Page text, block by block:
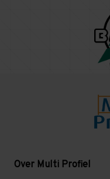
Over Multi Profiel